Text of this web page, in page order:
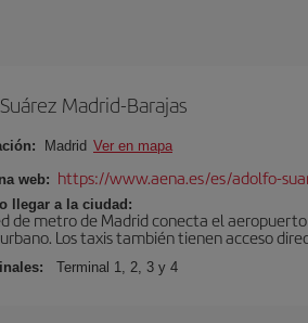
Madrid-Barajas
Madrid Ver en mapa
web: https://www.aena.es/es/adolfo-
llegar a la ciudad:
de metro de Madrid conecta el
Los taxis también tienen acceso
Terminal 1, 2, 3 y 4